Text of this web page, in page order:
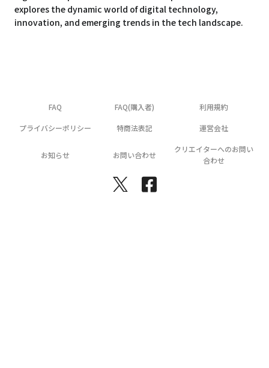
explores the dynamic world of digital technology,
innovation, and emerging trends in the tech landscape.
FAQ FAQ(購入者) 利用規約
プライバシーポリシー 特商法表記 運営会社
お知らせ お問い合わせ
クリエイターへのお問い
合わせ